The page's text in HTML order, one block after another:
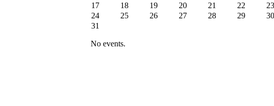
17
18 19 20 21 22
23
24
25 26 27 28 29
30
31
No events.